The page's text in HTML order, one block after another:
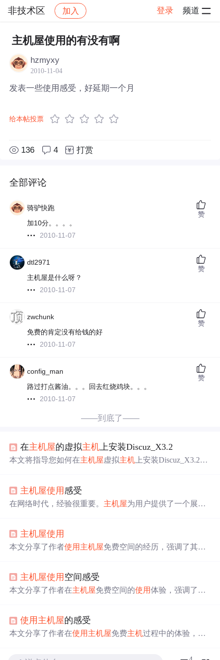
非技术区 加入 登录 频道
社区 非技术区 帖子详情
主机屋使用的有没有啊
hzmyxy
2010-11-04
发表一些使用感受，好延期一个月
给本帖投票
136 4 打赏
全部评论
骑驴快跑
加10分。。。。
2010-11-07
赞
dtl2971
主机屋是什么呀？
2010-11-07
赞
zwchunk
免费的肯定没有给钱的好
2010-11-07
赞
config_man
路过打点酱油。。。回去红烧鸡块。。。
2010-11-07
赞
——到底了——
在主机屋的虚拟主机上安装Discuz_X3.2
本文将指导您如何在主机屋虚拟主机 上安装Discuz_X3.2，
主机屋使用 感受
在网络时代，经验很重要。 主机屋为用户提供了一个展现
主机屋使用
本文分享了作者使用 主机屋免费空间的经历，强调了其访
主机屋使用 空间感受
本文分享了作者在主机屋免费空间的使用体验，强调了其
站的站长使用。文中还提到认证过程可能较为繁琐，但整
体评价积极。
使用 主机屋的感受
本文分享了作者在使用 主机屋免费主机过程中的体验，重